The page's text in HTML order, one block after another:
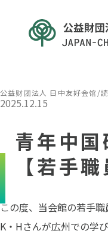
公益财团法人 日中友好会馆/
2025.12.15
青年中
【若手
この度、当会館の若手
K・Hさんが広州での学